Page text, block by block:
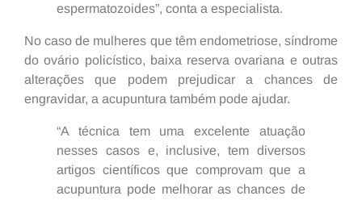
espermatozoides”, conta a especialista.
No caso de mulheres que têm endometriose, síndrome
do ovário policístico, baixa reserva ovariana e outras
alterações que podem prejudicar a chances de
engravidar, a acupuntura também pode ajudar.
“A técnica tem uma excelente atuação
nesses casos e, inclusive, tem diversos
artigos científicos que comprovam que a
acupuntura pode melhorar as chances de